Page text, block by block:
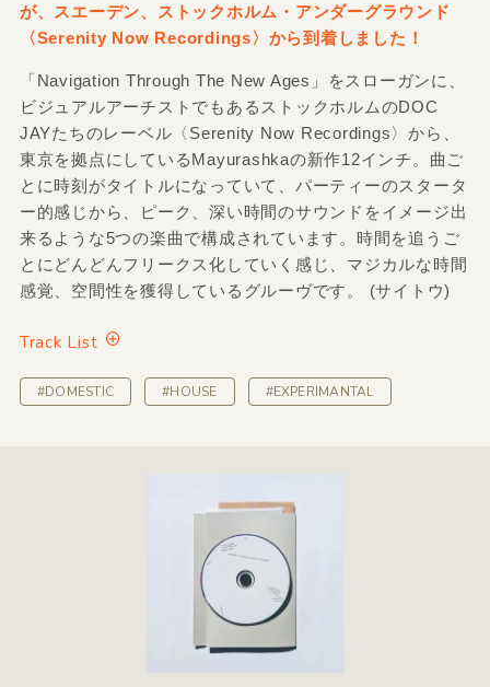
が、スエーデン、ストックホルム・アンダーグラウンド
〈Serenity Now Recordings〉から到着しました！
「Navigation Through The New Ages」をスローガンに、
ビジュアルアーチストでもあるストックホルムのDOC
JAYたちのレーベル〈Serenity Now Recordings〉から、
東京を拠点にしているMayurashkaの新作12インチ。曲ご
とに時刻がタイトルになっていて、パーティーのスタータ
ー的感じから、ピーク、深い時間のサウンドをイメージ出
来るような5つの楽曲で構成されています。時間を追うご
とにどんどんフリークス化していく感じ、マジカルな時間
感覚、空間性を獲得しているグルーヴです。 (サイトウ)
Track List
#DOMESTIC #HOUSE #EXPERIMANTAL